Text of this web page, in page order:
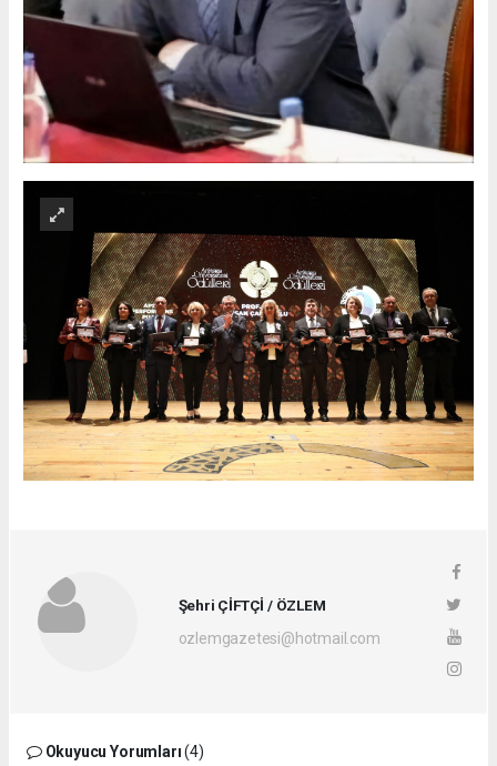
Şehri ÇİFTÇİ / ÖZLEM
ozlemgazetesi@hotmail.com
Okuyucu Yorumları(4)